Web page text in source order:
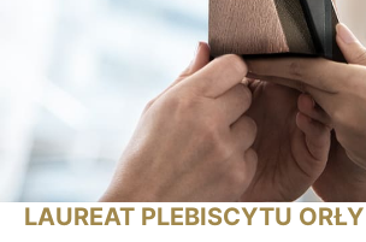
LAUREAT PLEBISCYTU ORŁY